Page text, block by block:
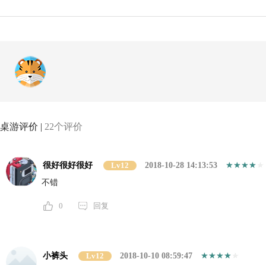
桌游评价 | 22个评价
很好很好很好 Lv12
2018-10-28 14:13:53
不错
0 回复
小裤头 Lv12
2018-10-10 08:59:47